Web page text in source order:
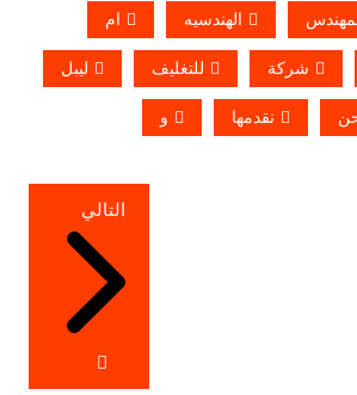
الهندسيه ام
شركة للتغليف ليبل
نقدمها و
التالي